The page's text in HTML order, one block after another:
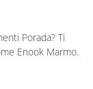
Porada? Ti
Enook Marmo.